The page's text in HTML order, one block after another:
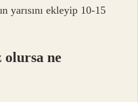
yarısını ekleyip 10-15
olursa ne